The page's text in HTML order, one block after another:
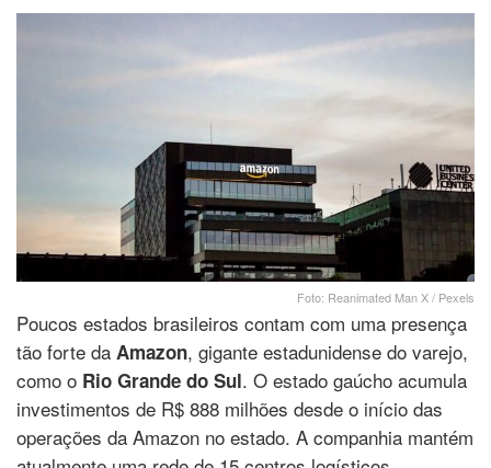
Foto: Reanimated Man X / Pexels
Poucos estados brasileiros contam com uma presença
tão forte da Amazon, gigante estadunidense do varejo,
como o Rio Grande do Sul. O estado gaúcho acumula
investimentos de R$ 888 milhões desde o início das
operações da Amazon no estado. A companhia mantém